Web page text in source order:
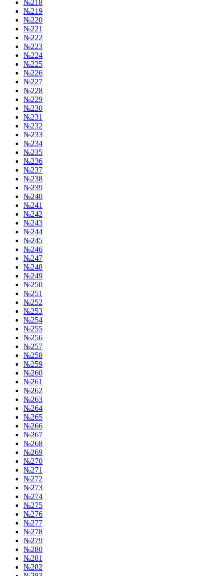
№218
№219
№220
№221
№222
№223
№224
№225
№226
№227
№228
№229
№230
№231
№232
№233
№234
№235
№236
№237
№238
№239
№240
№241
№242
№243
№244
№245
№246
№247
№248
№249
№250
№251
№252
№253
№254
№255
№256
№257
№258
№259
№260
№261
№262
№263
№264
№265
№266
№267
№268
№269
№270
№271
№272
№273
№274
№275
№276
№277
№278
№279
№280
№281
№282